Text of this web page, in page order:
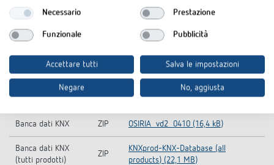
Downloads
OSIRIA-220-AR-KNX_5009200 (29,7
Manuale PDF OSIRIA (606,3 kB)
Istruzioni per l'uso PDF OSIRIA (261,5 kB)
Banca dati KNX ZIP OSIRIA_vd2_0410 (16,4 kB)
Banca dati KNX
(tutti prodotti)
ZIP
KNXprod-KNX-Database (all
products) (22,1 MB)
Necessario Prestazione
Funzionale Pubblicità
Accettare tutti Salva le impostazioni
Negare No, aggiusta